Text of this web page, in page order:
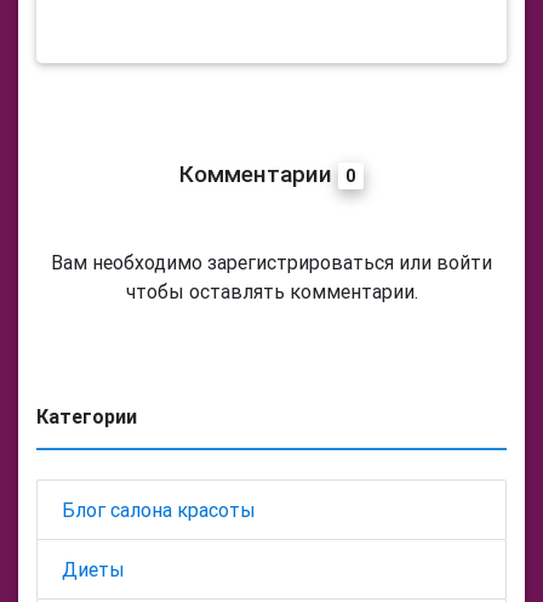
Комментарии 0
Вам необходимо зарегистрироваться или войти
чтобы оставлять комментарии.
Категории
Блог салона красоты
Диеты